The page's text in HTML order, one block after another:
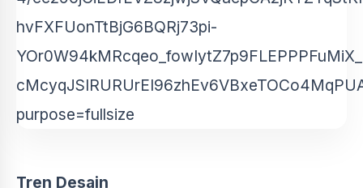
Tren Desain